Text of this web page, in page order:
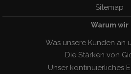
Sitemap
Warum wir
Was unsere Kunden an
Die Stärken von
Unser kontinuierliches